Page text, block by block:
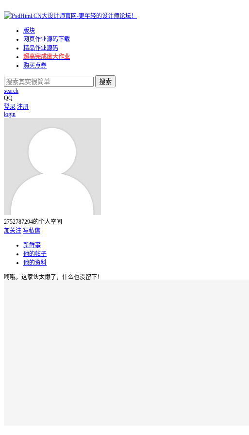
版块
网页作业源码下载
精品作业源码
超高完成度大作业
购买点券
搜索
search
QQ
登录 注册
login
2752787294的个人空间
加关注 写私信
新鲜事
他的帖子
他的资料
啊哦，这家伙太懒了，什么也没留下！